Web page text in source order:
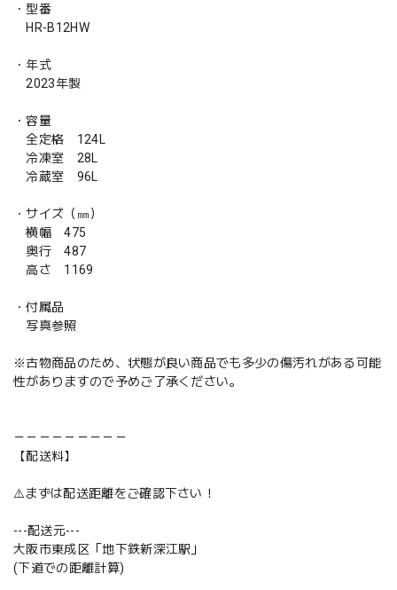
・型番
HR-B12HW
・年式
2023年製
・容量
全定格 124L
冷凍室 28L
冷蔵室 96L
・サイズ（㎜）
横幅 475
奥行 487
高さ 1169
・付属品
写真参照
※古物商品のため、状態が良い商品でも多少の傷汚れがある可能
性がありますので予めご了承ください。
－－－－－－－－－
【配送料】
⚠️まずは配送距離をご確認下さい！
---配送元---
大阪市東成区「地下鉄新深江駅」
(下道での距離計算)